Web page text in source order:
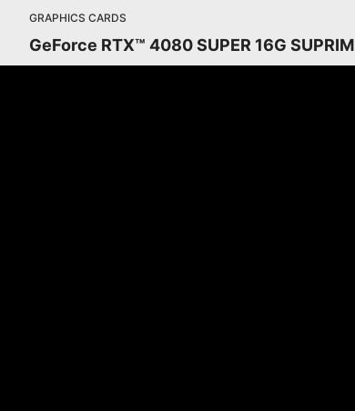
GRAPHICS CARDS
GeForce RTX™ 4080 SUPER 16G SUPRIM